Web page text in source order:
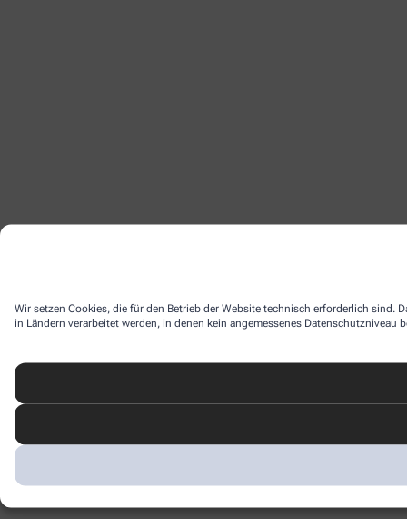
Wir setzen Cookies, die für den Betrieb der Website technisch erforderlich sind.
in Ländern verarbeitet werden, in denen kein angemessenes